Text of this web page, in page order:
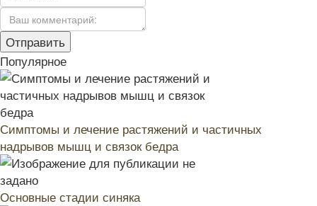
Популярное
Симптомы и лечение растяжений и частичных
надрывов мышц и связок бедра
Основные стадии синяка